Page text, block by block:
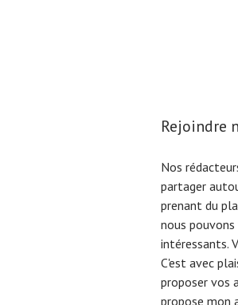
Rejoindre
Nos
partager
prenant du
nous
intéressants.
C'est avec
proposer vos
propose mon